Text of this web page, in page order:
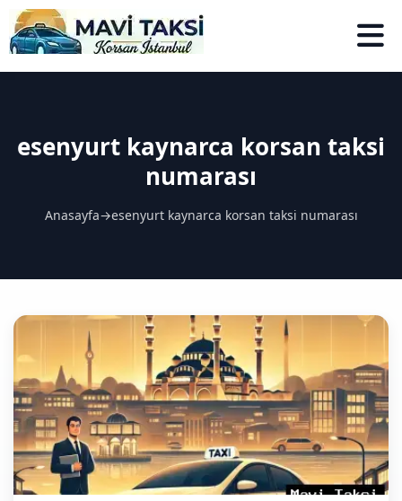
esenyurt kaynarca korsan taksi
numarası
Anasayfa→esenyurt kaynarca korsan taksi numarası